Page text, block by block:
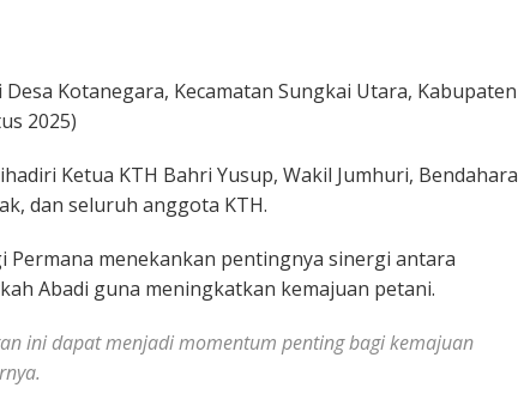
Kotanegara, Kecamatan Sungkai Utara, Kabupaten
2025)
Ketua KTH Bahri Yusup, Wakil Jumhuri, Bendahara
dan seluruh anggota KTH.
Permana menekankan pentingnya sinergi antara
Abadi guna meningkatkan kemajuan petani.
ini dapat menjadi momentum penting bagi kemajuan